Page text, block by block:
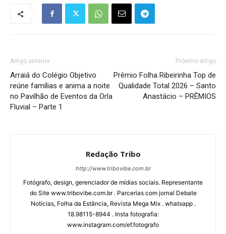
Artigo anterior
Arraiá do Colégio Objetivo
reúne famílias e anima a noite
no Pavilhão de Eventos da Orla
Fluvial – Parte 1
Próximo artigo
Prêmio Folha Ribeirinha Top de
Qualidade Total 2026 – Santo
Anastácio – PRÊMIOS
Redação Tribo
http://www.tribovibe.com.br
Fotógrafo, design, gerenciador de mídias sociais. Representante
do Site www.tribovibe.com.br . Parcerias com jornal Debate
Notícias, Folha da Estância, Revista Mega Mix . whatsapp .
18.98115-8944 . Insta fotografia:
www.instagram.com/ef.fotografo